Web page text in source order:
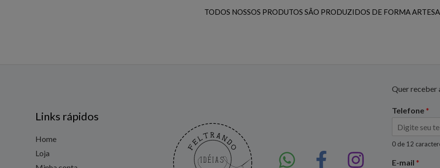
TODOS NOSSOS PRODUTOS SÃO PRODUZIDOS DE FORMA
Links rápidos
Home
Loja
Quer receber
Telefone *
0 de 12
E-mail *